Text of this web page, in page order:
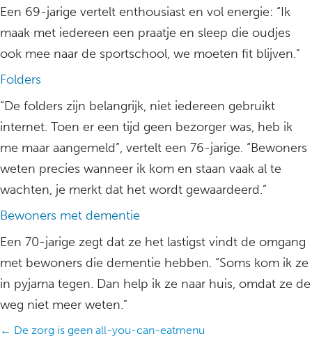
Een 69-jarige vertelt enthousiast en vol energie: “Ik
maak met iedereen een praatje en sleep die oudjes
ook mee naar de sportschool, we moeten fit blijven.”
Folders
“De folders zijn belangrijk, niet iedereen gebruikt
internet. Toen er een tijd geen bezorger was, heb ik
me maar aangemeld”, vertelt een 76-jarige. “Bewoners
weten precies wanneer ik kom en staan vaak al te
wachten, je merkt dat het wordt gewaardeerd.”
Bewoners met dementie
Een 70-jarige zegt dat ze het lastigst vindt de omgang
met bewoners die dementie hebben. “Soms kom ik ze
in pyjama tegen. Dan help ik ze naar huis, omdat ze de
weg niet meer weten.”
Posts
← De zorg is geen all-you-can-eatmenu